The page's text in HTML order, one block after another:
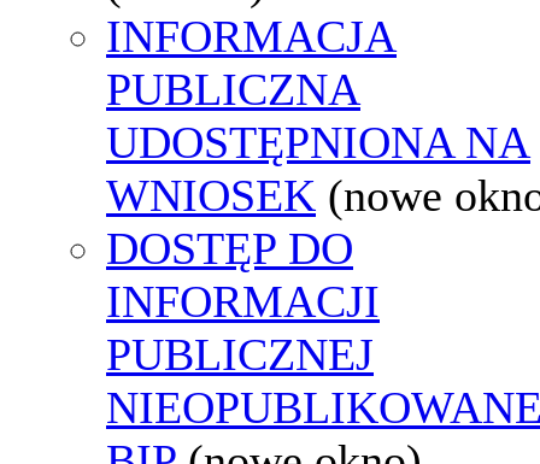
INFORMACJA
PUBLICZNA
UDOSTĘPNIONA NA
WNIOSEK (nowe
DOSTĘP DO
INFORMACJI
PUBLICZNEJ